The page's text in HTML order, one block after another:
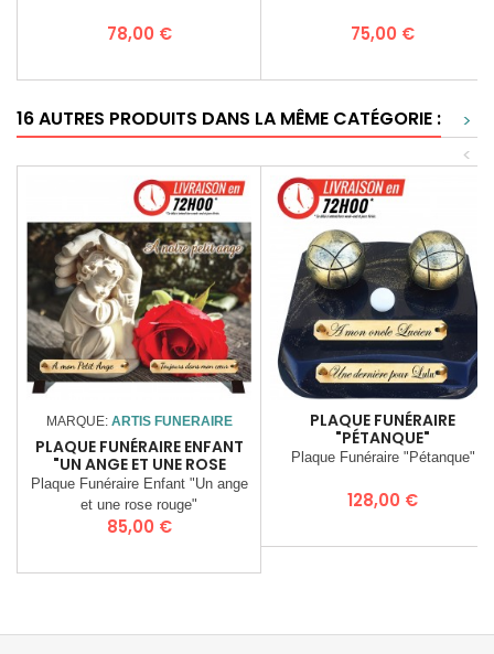
Prix
78,00 € Prix
75,00 €
16 AUTRES PRODUITS DANS LA MÊME CATÉGORIE :
>
<
MARQUE: ARTIS FUNERAIRE
PLAQUE FUNÉRAIRE ENFANT
"UN ANGE ET UNE ROSE
ROUGE"
Plaque Funéraire Enfant "Un ange
et une rose rouge"
Prix
85,00 €
PLAQUE FUNÉRAIRE
"PÉTANQUE"
Plaque Funéraire "Pétanque"
Prix
128,00 €